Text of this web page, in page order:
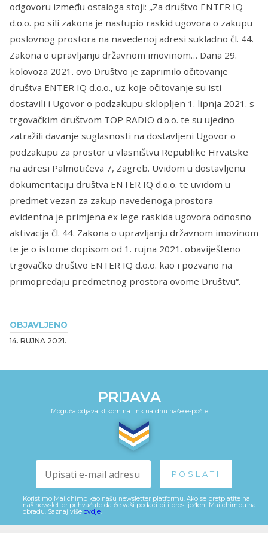
OBJAVLJENO
14. RUJNA 2021.
odgovoru između ostaloga stoji: „Za društvo ENTER IQ
d.o.o. po sili zakona je nastupio raskid ugovora o zakupu
poslovnog prostora na navedenoj adresi sukladno čl. 44.
Zakona o upravljanju državnom imovinom… Dana 29.
kolovoza 2021. ovo Društvo je zaprimilo očitovanje
društva ENTER IQ d.o.o., uz koje očitovanje su isti
dostavili i Ugovor o podzakupu sklopljen 1. lipnja 2021. s
trgovačkim društvom TOP RADIO d.o.o. te su ujedno
zatražili davanje suglasnosti na dostavljeni Ugovor o
podzakupu za prostor u vlasništvu Republike Hrvatske
na adresi Palmotićeva 7, Zagreb. Uvidom u dostavljenu
dokumentaciju društva ENTER IQ d.o.o. te uvidom u
predmet vezan za zakup navedenoga prostora
evidentna je primjena ex lege raskida ugovora odnosno
aktivacija čl. 44. Zakona o upravljanju državnom imovinom
te je o istome dopisom od 1. rujna 2021. obaviješteno
trgovačko društvo ENTER IQ d.o.o. kao i pozvano na
primopredaju predmetnog prostora ovome Društvu“.
PRIJAVA
Moguća odjava klikom na link na dnu naše e-pošte
Koristimo Mailchimp kao našu newsletter platformu. Ako se pretplatite na
naš newsletter prihvaćate da će vaši podaci biti proslijeđeni Mailchimpu na
obradu. Saznaj više ovdje.